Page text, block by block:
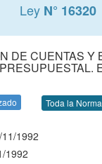
Ley N° 16320
DE CUENTAS Y
Toda la Norma
1992
1992